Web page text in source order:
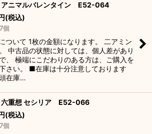
アニマルバレンタイン E52-064
(税込)
個
ついて 1枚の金額になります。 二アミン
中古品の状態に対しては、個人差があり
、 極端にこだわりのある方は、ご購入を
さい。 ■在庫は十分注意しております
在庫…
六重想 セシリア E52-066
(税込)
個